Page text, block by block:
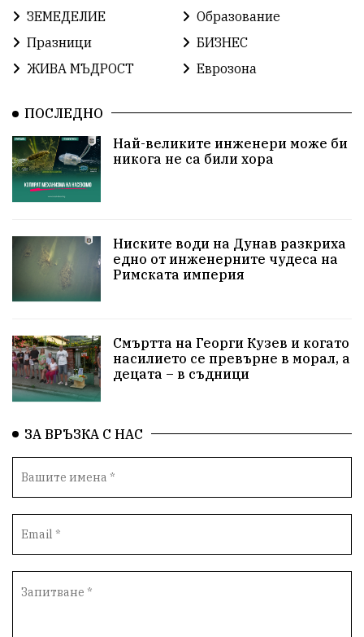
Правосъдие СелинКларънс България2025
ПътнаБезопасност
ПетърПетров Деца Обединение
Технологии
ПравоваДържава Варна Родителство
Сигурност Разследване Великобритания
ОколнаСреда Надежда Еврофондове
СоциалнаПолитика Корупция
Космос ВоднаКриза Вода Мир
Безопастност Катастрофа демокрация
БъдещевБългария
Медицина Пожари КултурноНаследство
ЗЕМЕДЕЛИЕ
Образование
Празници
БИЗНЕС
ЖИВА МЪДРОСТ
Еврозона
ПОСЛЕДНО
Най-великите инженери може би
никога не са били хора
Ниските води на Дунав разкриха
едно от инженерните чудеса на
Римската империя
Смъртта на Георги Кузев и когато
насилието се превърне в морал, а
децата – в съдници
ЗА ВРЪЗКА С НАС